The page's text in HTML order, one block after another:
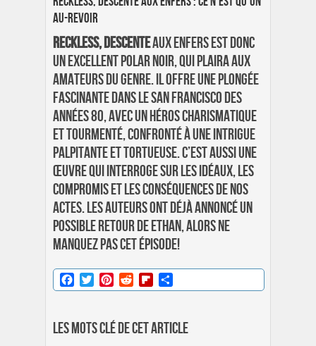
au-revoir
Reckless, Descenteaux enfers est donc
un excellent polar noir, qui plaira aux
amateurs du genre. Il offre une plongée
fascinante dans le San Francisco des
années 80, avec un héros charismatique
et tourmenté, confronté à une intrigue
palpitante et tortueuse. C’est aussi une
œuvre qui interroge sur les idéaux, les
compromis et les conséquences de nos
actes. Les auteurs ont déjà annoncé un
possible retour de Ethan, alors ne
manquez pas cet épisode!
Facebook
TwitterPinterestRedditFlipboard
Les mots clé de cet article